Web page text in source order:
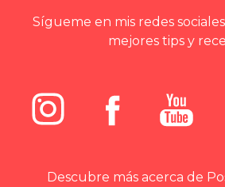
Sígueme en mis redes
mejores tips y
Descubre más acerca de